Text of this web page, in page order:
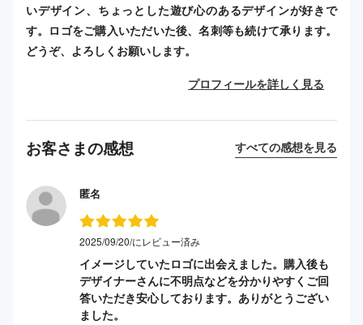
いデザイン、ちょっとした遊び心のあるデザインが好きで
す。ロゴをご購入いただいた後、名刺等も続けて承ります。
どうぞ、よろしくお願いします。
プロフィールを詳しく見る
お客さまの感想 すべての感想を見る
匿名
2025/09/20/にレビュー済み
イメージしていたロゴに出会えました。購入後も
デザイナーさんに不明点などを分かりやすくご回
答いただき安心しております。ありがとうござい
ました。